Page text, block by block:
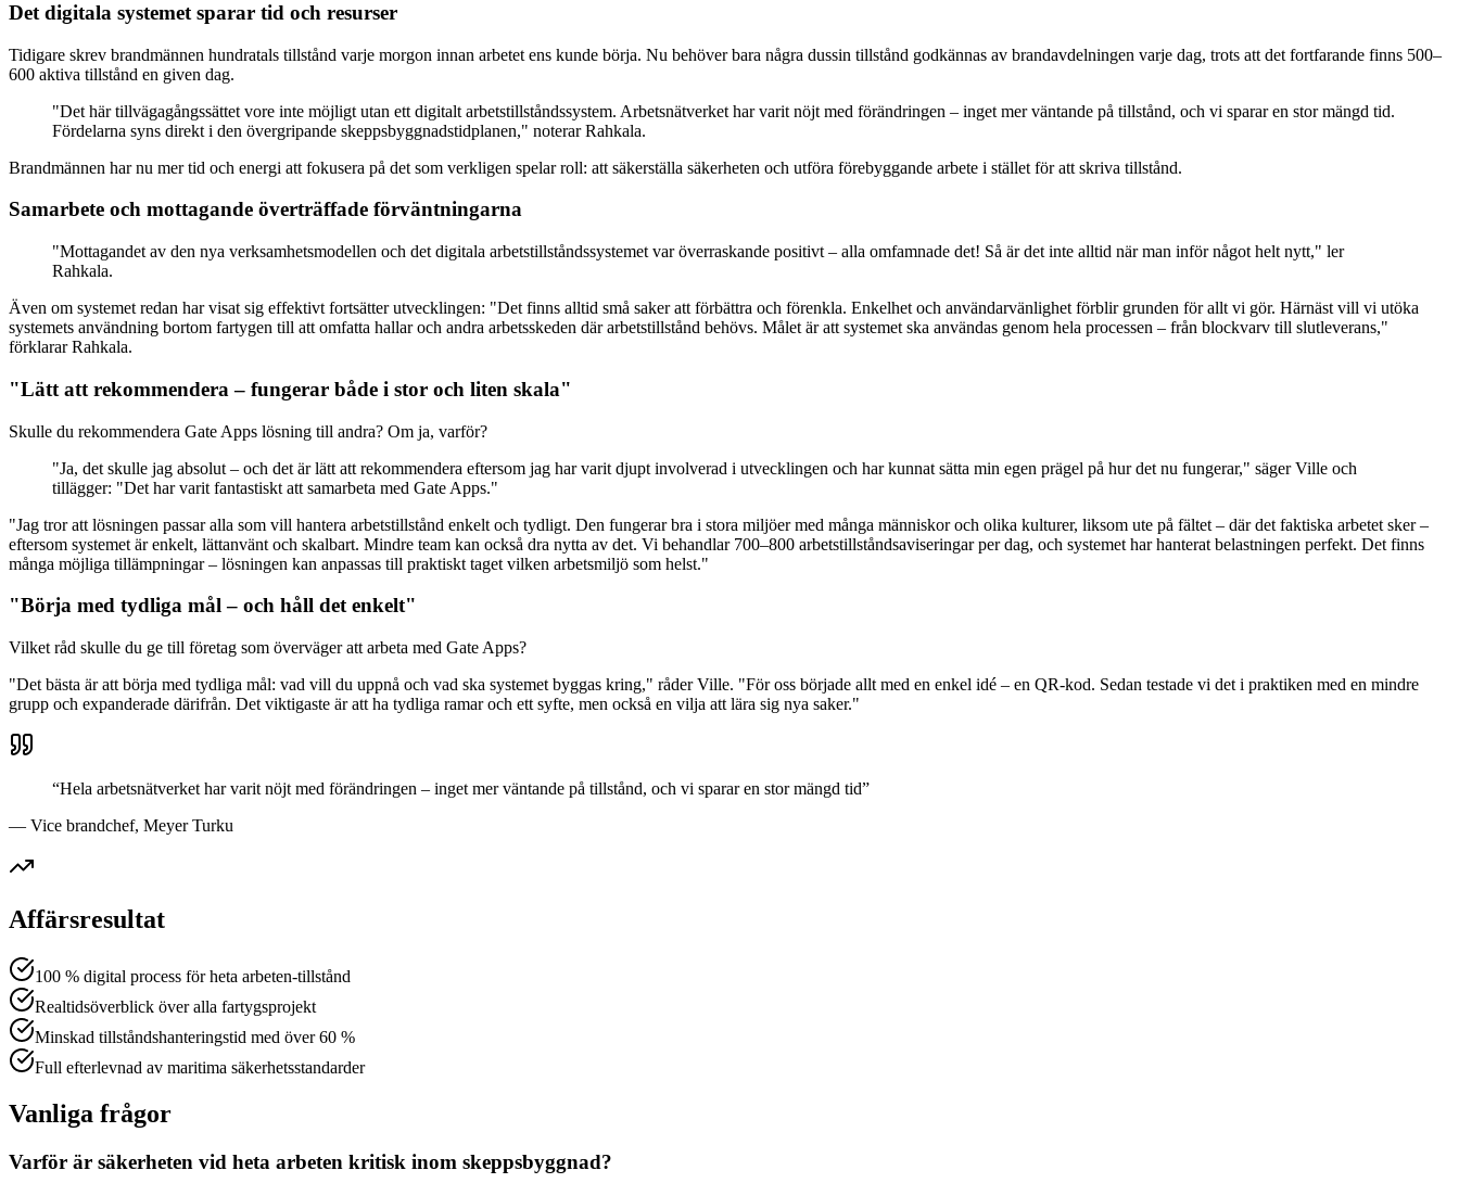
Det digitala systemet sparar tid och resurser
Tidigare skrev brandmännen hundratals tillstånd varje morgon innan arbetet ens kunde börja. Nu behöver bara några dussin tillstånd godkännas av brandavdelningen varje dag, trots att det fortfarande finns 500–
600 aktiva tillstånd en given dag.
"Det här tillvägagångssättet vore inte möjligt utan ett digitalt arbetstillståndssystem. Arbetsnätverket har varit nöjt med förändringen – inget mer väntande på tillstånd, och vi sparar en stor mängd tid.
Fördelarna syns direkt i den övergripande skeppsbyggnadstidplanen," noterar Rahkala.
Brandmännen har nu mer tid och energi att fokusera på det som verkligen spelar roll: att säkerställa säkerheten och utföra förebyggande arbete i stället för att skriva tillstånd.
Samarbete och mottagande överträffade förväntningarna
"Mottagandet av den nya verksamhetsmodellen och det digitala arbetstillståndssystemet var överraskande positivt – alla omfamnade det! Så är det inte alltid när man inför något helt nytt," ler
Rahkala.
Även om systemet redan har visat sig effektivt fortsätter utvecklingen: "Det finns alltid små saker att förbättra och förenkla. Enkelhet och användarvänlighet förblir grunden för allt vi gör. Härnäst vill vi utöka
systemets användning bortom fartygen till att omfatta hallar och andra arbetsskeden där arbetstillstånd behövs. Målet är att systemet ska användas genom hela processen – från blockvarv till slutleverans,"
förklarar Rahkala.
"Lätt att rekommendera – fungerar både i stor och liten skala"
Skulle du rekommendera Gate Apps lösning till andra? Om ja, varför?
"Ja, det skulle jag absolut – och det är lätt att rekommendera eftersom jag har varit djupt involverad i utvecklingen och har kunnat sätta min egen prägel på hur det nu fungerar," säger Ville och
tillägger: "Det har varit fantastiskt att samarbeta med Gate Apps."
"Jag tror att lösningen passar alla som vill hantera arbetstillstånd enkelt och tydligt. Den fungerar bra i stora miljöer med många människor och olika kulturer, liksom ute på fältet – där det faktiska arbetet sker –
eftersom systemet är enkelt, lättanvänt och skalbart. Mindre team kan också dra nytta av det. Vi behandlar 700–800 arbetstillståndsaviseringar per dag, och systemet har hanterat belastningen perfekt. Det finns
många möjliga tillämpningar – lösningen kan anpassas till praktiskt taget vilken arbetsmiljö som helst."
"Börja med tydliga mål – och håll det enkelt"
Vilket råd skulle du ge till företag som överväger att arbeta med Gate Apps?
"Det bästa är att börja med tydliga mål: vad vill du uppnå och vad ska systemet byggas kring," råder Ville. "För oss började allt med en enkel idé – en QR-kod. Sedan testade vi det i praktiken med en mindre
grupp och expanderade därifrån. Det viktigaste är att ha tydliga ramar och ett syfte, men också en vilja att lära sig nya saker."
“Hela arbetsnätverket har varit nöjt med förändringen – inget mer väntande på tillstånd, och vi sparar en stor mängd tid”
— Vice brandchef, Meyer Turku
Affärsresultat
100 % digital process för heta arbeten-tillstånd
Realtidsöverblick över alla fartygsprojekt
Minskad tillståndshanteringstid med över 60 %
Full efterlevnad av maritima säkerhetsstandarder
Vanliga frågor
Varför är säkerheten vid heta arbeten kritisk inom skeppsbyggnad?